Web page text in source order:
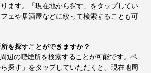
ます。「現在地から探す」をタップしてい
ェや居酒屋などに絞って検索することも可
を探すことができますか？
辺の喫煙所を検索することが可能です。ペ
探す」をタップしていただくと、現在地周